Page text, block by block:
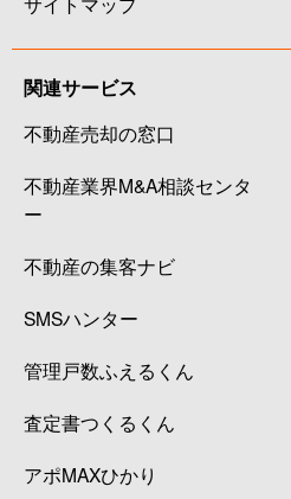
関連サービス
不動産売却の窓口
不動産業界M&A相談センタ
ー
不動産の集客ナビ
SMSハンター
管理戸数ふえるくん
査定書つくるくん
アポMAXひかり